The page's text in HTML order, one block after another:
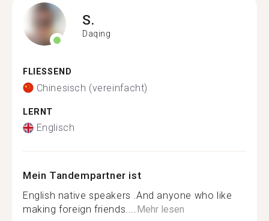
S.
Daqing
FLIESSEND
Chinesisch (vereinfacht)
LERNT
Englisch
Mein Tandempartner ist
English native speakers .And anyone who like
making foreign friends....Mehr lesen